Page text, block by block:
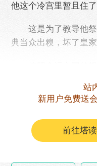
他这个冷宫里暂且住了
这是为了教导他祭
典当众出糗，坏了皇家
入冷宫的妃嫔，太傅
站
新用户免费送
前往塔